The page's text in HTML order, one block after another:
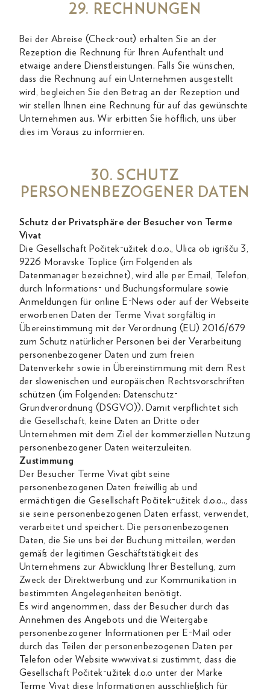
29. RECHNUNGEN
Bei der Abreise (Check-out) erhalten Sie an der
Rezeption die Rechnung für Ihren Aufenthalt und
etwaige andere Dienstleistungen. Falls Sie wünschen,
dass die Rechnung auf ein Unternehmen ausgestellt
wird, begleichen Sie den Betrag an der Rezeption und
wir stellen Ihnen eine Rechnung für auf das gewünschte
Unternehmen aus. Wir erbitten Sie höfflich, uns über
dies im Voraus zu informieren.
30. SCHUTZ
PERSONENBEZOGENER DATEN
Schutz der Privatsphäre der Besucher von Terme
Vivat
Die Gesellschaft Počitek-užitek d.o.o., Ulica ob igrišču 3,
9226 Moravske Toplice (im Folgenden als
Datenmanager bezeichnet), wird alle per Email, Telefon,
durch Informations- und Buchungsformulare sowie
Anmeldungen für online E-News oder auf der Webseite
erworbenen Daten der Terme Vivat sorgfältig in
Übereinstimmung mit der Verordnung (EU) 2016/679
zum Schutz natürlicher Personen bei der Verarbeitung
personenbezogener Daten und zum freien
Datenverkehr sowie in Übereinstimmung mit dem Rest
der slowenischen und europäischen Rechtsvorschriften
schützen (im Folgenden: Datenschutz-
Grundverordnung (DSGVO)). Damit verpflichtet sich
die Gesellschaft, keine Daten an Dritte oder
Unternehmen mit dem Ziel der kommerziellen Nutzung
personenbezogener Daten weiterzuleiten.
Zustimmung
Der Besucher Terme Vivat gibt seine
personenbezogenen Daten freiwillig ab und
ermächtigen die Gesellschaft Počitek-užitek d.o.o.., dass
sie seine personenbezogenen Daten erfasst, verwendet,
verarbeitet und speichert. Die personenbezogenen
Daten, die Sie uns bei der Buchung mitteilen, werden
gemäß der legitimen Geschäftstätigkeit des
Unternehmens zur Abwicklung Ihrer Bestellung, zum
Zweck der Direktwerbung und zur Kommunikation in
bestimmten Angelegenheiten benötigt.
Es wird angenommen, dass der Besucher durch das
Annehmen des Angebots und die Weitergabe
personenbezogener Informationen per E-Mail oder
durch das Teilen der personenbezogenen Daten per
Telefon oder Website www.vivat.si zustimmt, dass die
Gesellschaft Počitek-užitek d.o.o unter der Marke
Terme Vivat diese Informationen ausschließlich für